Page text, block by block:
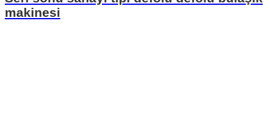
makinesi